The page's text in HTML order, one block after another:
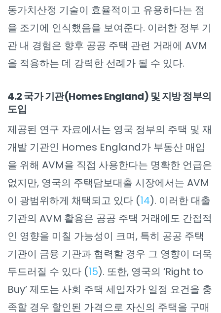
동가치산정 기술이 효율적이고 유용하다는 점
을 조기에 인식했음을 보여준다. 이러한 정부 기
관 내 경험은 향후 공공 주택 관련 거래에 AVM
을 적용하는 데 강력한 선례가 될 수 있다.
4.2 국가 기관(Homes England) 및 지방 정부의
도입
제공된 연구 자료에서는 영국 정부의 주택 및 재
개발 기관인 Homes England가 부동산 매입
을 위해 AVM을 직접 사용한다는 명확한 언급은
없지만, 영국의 주택담보대출 시장에서는 AVM
이 광범위하게 채택되고 있다 (14). 이러한 대출
기관의 AVM 활용은 공공 주택 거래에도 간접적
인 영향을 미칠 가능성이 크며, 특히 공공 주택
기관이 금융 기관과 협력할 경우 그 영향이 더욱
두드러질 수 있다 (15). 또한, 영국의 ‘Right to
Buy’ 제도는 사회 주택 세입자가 일정 요건을 충
족할 경우 할인된 가격으로 자신의 주택을 구매